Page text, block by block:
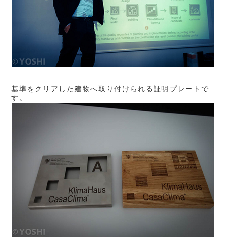
基準をクリアした建物へ取り付けられる証明プレートで
す。